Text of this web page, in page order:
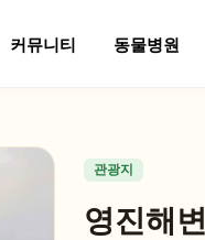
커뮤니티 동물병원
관광지
영진해변